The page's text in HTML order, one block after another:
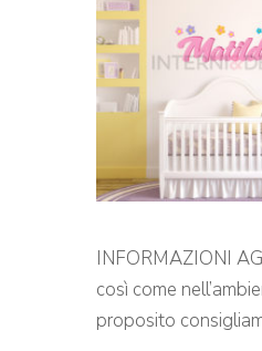
INFORMAZIONI
così come
proposito